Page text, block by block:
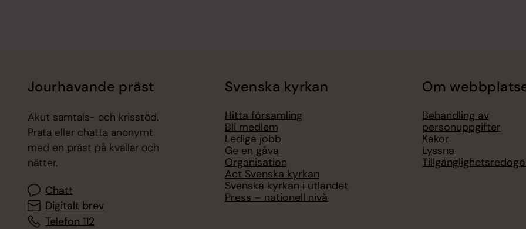
Jourhavande präst
Akut samtals- och krisstöd.
Prata eller chatta anonymt
med en präst på kvällar och
nätter.
Chatt
Digitalt brev
Telefon 112
Svenska kyrkan
Hitta församling
Bli medlem
Lediga jobb
Ge en gåva
Organisation
Act Svenska kyrkan
Svenska kyrkan i utlandet
Press – nationell nivå
Om
Behandling av
personuppgifter
Kakor
Lyssna